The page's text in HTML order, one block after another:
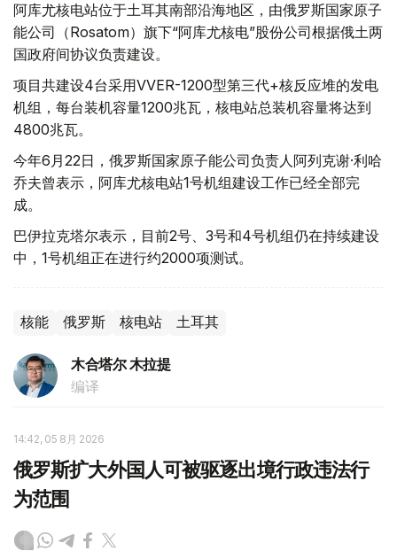
阿库尤核电站位于土耳其南部沿海地区，由俄罗斯国家原子
能公司（Rosatom）旗下“阿库尤核电”股份公司根据俄土两
国政府间协议负责建设。
项目共建设4台采用VVER-1200型第三代+核反应堆的发电
机组，每台装机容量1200兆瓦，核电站总装机容量将达到
4800兆瓦。
今年6月22日，俄罗斯国家原子能公司负责人阿列克谢·利哈
乔夫曾表示，阿库尤核电站1号机组建设工作已经全部完
成。
巴伊拉克塔尔表示，目前2号、3号和4号机组仍在持续建设
中，1号机组正在进行约2000项测试。
核能 俄罗斯 核电站 土耳其
木合塔尔 木拉提
编译
14:42, 05 8月 2026
俄罗斯扩大外国人可被驱逐出境行政违法行
为范围